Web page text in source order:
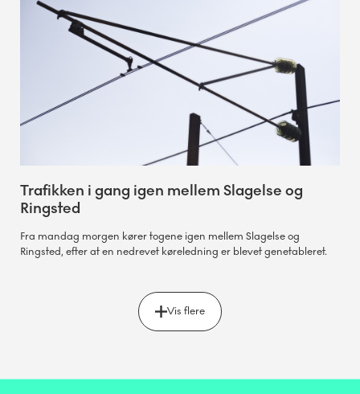
Trafikken i gang igen mellem Slagelse og
Ringsted
Fra mandag morgen kører togene igen mellem Slagelse og
Ringsted, efter at en nedrevet køreledning er blevet genetableret.
Vis flere